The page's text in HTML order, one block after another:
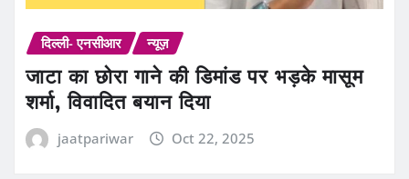
दिल्ली- एनसीआर न्यूज़
जाटा का छोरा गाने की डिमांड पर भड़के मासूम
शर्मा, विवादित बयान दिया
jaatpariwar Oct 22, 2025